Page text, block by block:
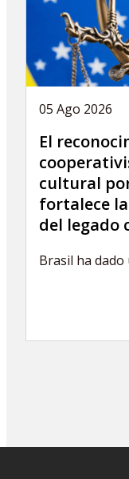
05 Ago 2026
El
cultural
fortalece
del legado
Brasil ha